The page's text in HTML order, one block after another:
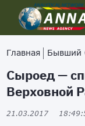
Главная Бывший
Сыроед —
Верховной
21.03.2017